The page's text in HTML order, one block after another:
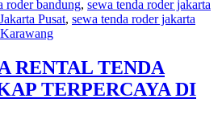
roder bandung, sewa tenda roder jakarta
Pusat, sewa tenda roder jakarta
RENTAL TENDA
TERPERCAYA DI